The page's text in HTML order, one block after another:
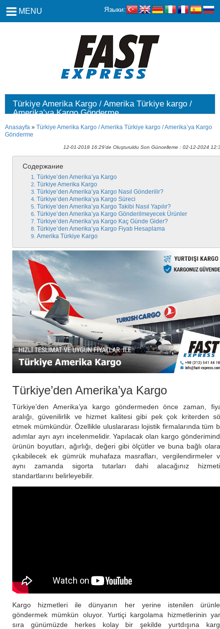
MENU Языки:
Türkiye Amerika Kargo / Amerika Türkiye kargo /
Amerika’ya Kargo Gönderme
Anasayfa » Türkiye Amerika Kargo / Amerika Türkiye kargo / Amerika’ya Kargo
Gönderme
12-01-2018 16:29'de Oluşturuldu Son Güncelleme : 02-12-2024
Содержание
Türkiye’den Amerika’ya Kargo
Türkiye Amerika Kargo
Türkiye’den Amerika’ya Kargo Nasıl Gönderilir?
Türkiye’den Amerika’ya Kargo Süreci
Türkiye’den Amerika’ya Kargo Takibi Nasıl Yapılır?
Türkiye’den Amerika’ya Kargo Gönderilmeyecek Ürünler
Türkiye’den Amerika’ya Kargo Kaç Günde Gider?
Türkiye’den Amerika’ya Kargo Fiyatı Hesaplama
Amerika Türkiye Kargo
Türkiye’den Amerika’ya Kargo
Türkiye’den Amerika’ya kargo göndermeden önce zaman,
aralığı, güvenilirlik ve hizmet kalitesi gibi pek çok kriterden
etmek mümkündür. Özellikle uluslararası lojistik firmalarında tüm
adımlar ayrı ayrı incelenmelidir. Yapılacak olan kargo
ürünün boyutları, ağırlığı, değeri gibi ölçütler ve buna bağlı
çıkabilecek ek gümrük muhafaza masrafları, vergilendirmeler
aynı zamanda sigorta tutarları dahi alacağınız
standartlarını belirleyebilir.
Kargo hizmetleri ile dünyanın her yerine istenilen
göndermek mümkün oluyor. Yurtiçi kargolama hizmetlerinin
sıra günümüzde herkes kolay bir şekilde yurtdışına